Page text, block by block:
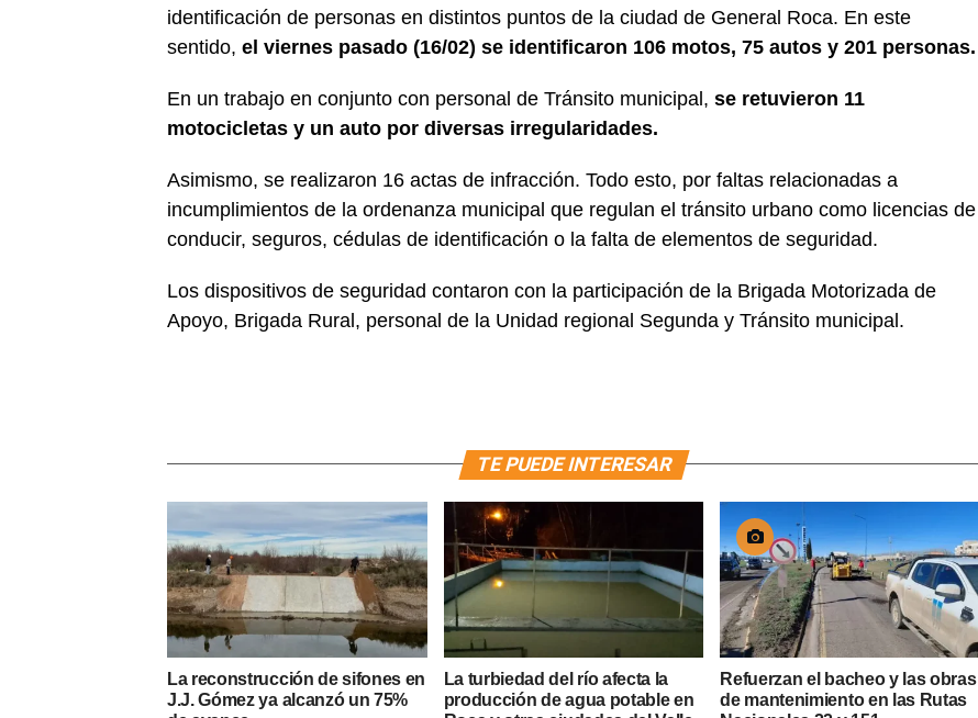
identificación de personas en distintos puntos de la ciudad de General Roca. En este
sentido, el viernes pasado (16/02) se identificaron 106 motos, 75 autos y 201 personas.
En un trabajo en conjunto con personal de Tránsito municipal, se retuvieron 11
motocicletas y un auto por diversas irregularidades.
Asimismo, se realizaron 16 actas de infracción. Todo esto, por faltas relacionadas a
incumplimientos de la ordenanza municipal que regulan el tránsito urbano como licencias de
conducir, seguros, cédulas de identificación o la falta de elementos de seguridad.
Los dispositivos de seguridad contaron con la participación de la Brigada Motorizada de
Apoyo, Brigada Rural, personal de la Unidad regional Segunda y Tránsito municipal.
TE PUEDE INTERESAR
La reconstrucción de sifones en
J.J. Gómez ya alcanzó un 75%
La turbiedad del río afecta la
producción de agua potable en
Refuerzan el bacheo y las obras
de mantenimiento en las Rutas